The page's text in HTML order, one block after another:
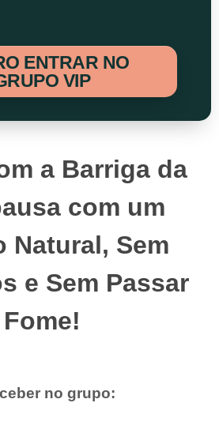
ENTRAR NO
VIP
a Barriga da
com um
Natural, Sem
e Sem Passar
Fome!
no grupo: